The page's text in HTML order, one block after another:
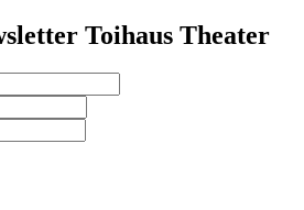
Toihaus Theater